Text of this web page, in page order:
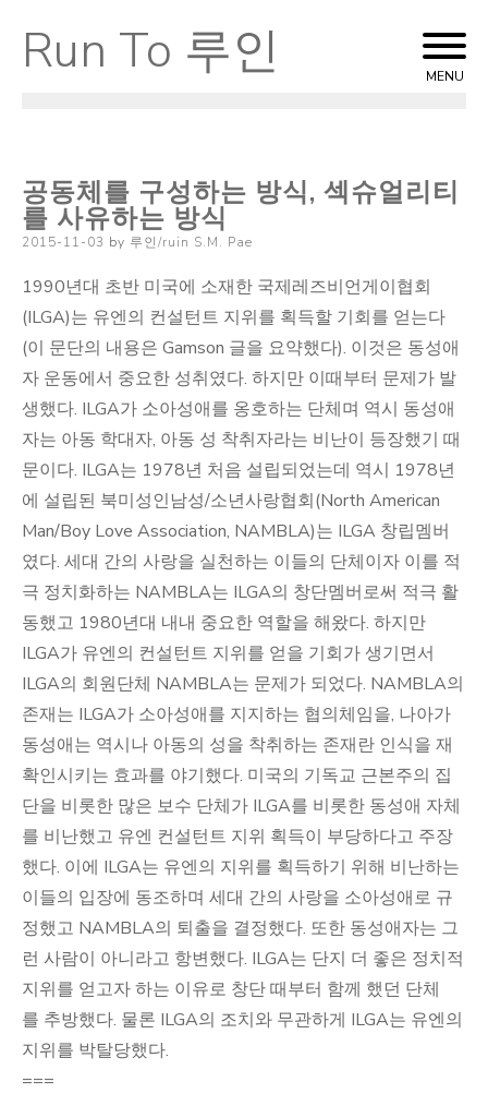
Skip
to
Run To 루인 MENU
공동체를 구성하는 방식, 섹슈얼리티
를 사유하는 방식
Posted
2015-11-03 by 루인/ruin S.M. Pae
1990년대 초반 미국에 소재한 국제레즈비언게이협회
(ILGA)는 유엔의 컨설턴트 지위를 획득할 기회를 얻는다
(이 문단의 내용은 Gamson 글을 요약했다). 이것은 동성애
자 운동에서 중요한 성취였다. 하지만 이때부터 문제가 발
생했다. ILGA가 소아성애를 옹호하는 단체며 역시 동성애
자는 아동 학대자, 아동 성 착취자라는 비난이 등장했기 때
문이다. ILGA는 1978년 처음 설립되었는데 역시 1978년
에 설립된 북미성인남성/소년사랑협회(North American
Man/Boy Love Association, NAMBLA)는 ILGA 창립멤버
였다. 세대 간의 사랑을 실천하는 이들의 단체이자 이를 적
극 정치화하는 NAMBLA는 ILGA의 창단멤버로써 적극 활
동했고 1980년대 내내 중요한 역할을 해왔다. 하지만
ILGA가 유엔의 컨설턴트 지위를 얻을 기회가 생기면서
ILGA의 회원단체 NAMBLA는 문제가 되었다. NAMBLA의
존재는 ILGA가 소아성애를 지지하는 협의체임을, 나아가
동성애는 역시나 아동의 성을 착취하는 존재란 인식을 재
확인시키는 효과를 야기했다. 미국의 기독교 근본주의 집
단을 비롯한 많은 보수 단체가 ILGA를 비롯한 동성애 자체
를 비난했고 유엔 컨설턴트 지위 획득이 부당하다고 주장
했다. 이에 ILGA는 유엔의 지위를 획득하기 위해 비난하는
이들의 입장에 동조하며 세대 간의 사랑을 소아성애로 규
정했고 NAMBLA의 퇴출을 결정했다. 또한 동성애자는 그
런 사람이 아니라고 항변했다. ILGA는 단지 더 좋은 정치적
지위를 얻고자 하는 이유로 창단 때부터 함께 했던 단체
를 추방했다. 물론 ILGA의 조치와 무관하게 ILGA는 유엔의
지위를 박탈당했다.
===